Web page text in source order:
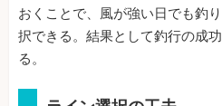
おくことで、風が強い日でも釣
択できる。結果として釣行の成
る。